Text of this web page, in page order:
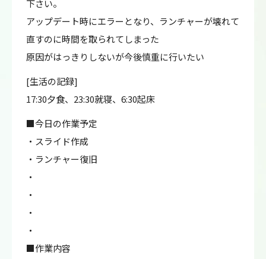
下さい。
アップデート時にエラーとなり、ランチャーが壊れて
直すのに時間を取られてしまった
原因がはっきりしないが今後慎重に行いたい
[生活の記録]
17:30夕食、23:30就寝、6:30起床
■今日の作業予定
・スライド作成
・ランチャー復旧
・
・
・
・
■作業内容